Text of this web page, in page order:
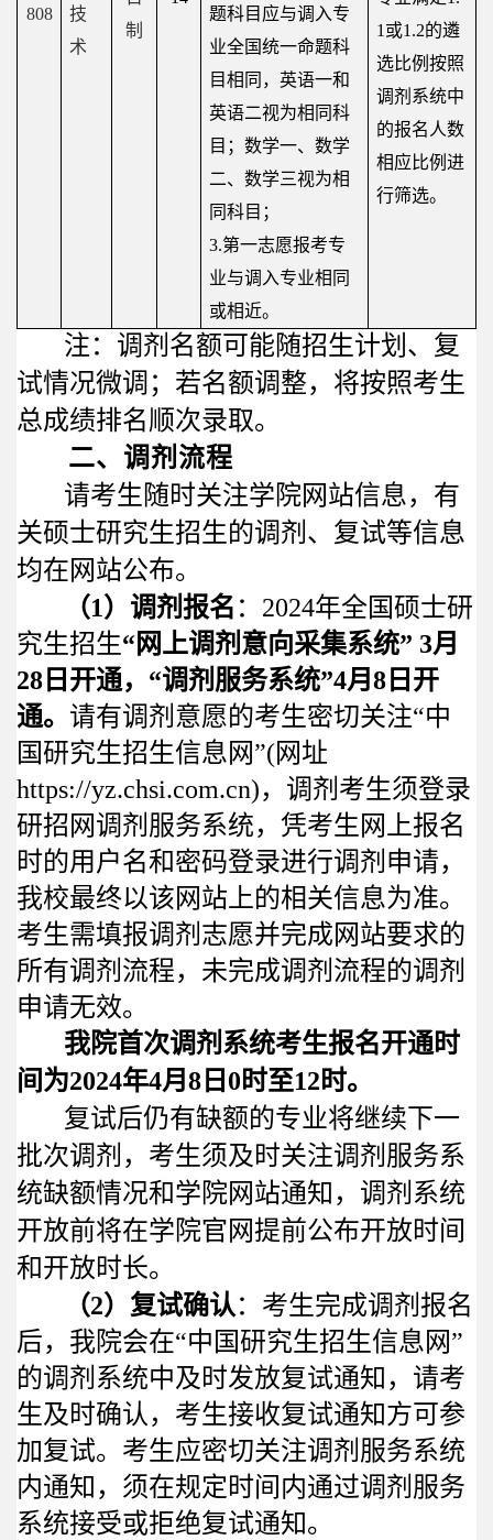
808
技
术
制
题科目应与调入专
业全国统一命题科
目相同，英语一和
英语二视为相同科
目；数学一、数学
二、数学三视为相
同科目；
3.第一志愿报考专
业与调入专业相同
或相近。
1或1.2的遴
选比例按照
调剂系统中
的报名人数
相应比例进
行筛选。
注：调剂名额可能随招生计划、复
试情况微调；若名额调整，将按照考生
总成绩排名顺次录取。
二、调剂流程
请考生随时关注学院网站信息，有
关硕士研究生招生的调剂、复试等信息
均在网站公布。
（1）调剂报名 ： 2024年全国硕士研
究生招生“网上调剂意向采集系统” 3月
28 日开通，“调剂服务系统”4月8 日开
通。 请有调剂意愿的考生密切关注“中
国研究生招生信息网”(网址
https://yz.chsi.com.cn)，调剂考生须登录
研招网调剂服务系统，凭考生网上报名
时的用户名和密码登录进行调剂申请，
我校最终以该网站上的相关信息为准。
考生需填报调剂志愿并完成网站要求的
所有调剂流程，未完成调剂流程的调剂
申请无效。
我院首次调剂系统考生报名开通时
间为2024年4月8 日 0时至12时。
复试后仍有缺额的专业将继续下一
批次调剂，考生须及时关注调剂服务系
统缺额情况和学院网站通知，调剂系统
开放前将在学院官网提前公布开放时间
和开放时长。
（2）复试确认：考生完成调剂报名
后，我院会在“中国研究生招生信息网”
的调剂系统中及时发放复试通知，请考
生及时确认，考生接收复试通知方可参
加复试。考生应密切关注调剂服务系统
内通知，须在规定时间内通过调剂服务
系统接受或拒绝复试通知。